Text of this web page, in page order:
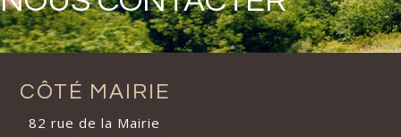
CÔTÉ MAIRIE
82 rue de la Mairie